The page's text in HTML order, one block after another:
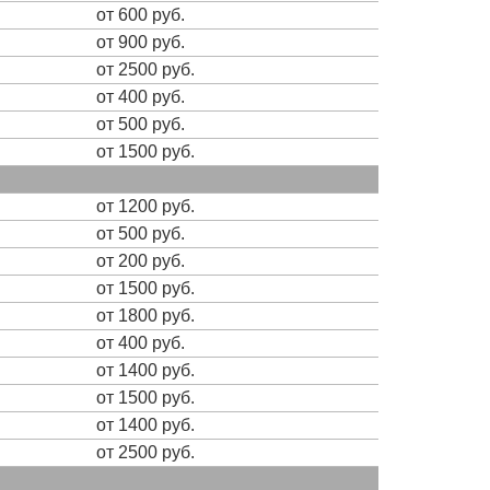
от 600 руб.
от 900 руб.
от 2500 руб.
от 400 руб.
от 500 руб.
от 1500 руб.
от 1200 руб.
от 500 руб.
от 200 руб.
от 1500 руб.
от 1800 руб.
от 400 руб.
от 1400 руб.
от 1500 руб.
от 1400 руб.
от 2500 руб.